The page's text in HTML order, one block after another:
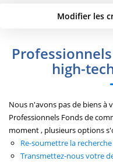
Modifier les
Type de transaction
Sélectionnez...
Type de bien
Créer une alerte
high-
Nous n'avons pas de biens à
Professionnels Fonds de
moment , plusieurs options
Re-soumettre la
Transmettez-nous votre